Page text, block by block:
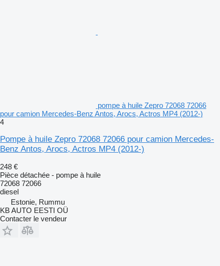
pompe à huile Zepro 72068 72066
pour camion Mercedes-Benz Antos, Arocs, Actros MP4 (2012-)
4
Pompe à huile Zepro 72068 72066 pour camion Mercedes-
Benz Antos, Arocs, Actros MP4 (2012-)
248 €
Pièce détachée - pompe à huile
72068 72066
diesel
Estonie, Rummu
KB AUTO EESTI OÜ
Contacter le vendeur